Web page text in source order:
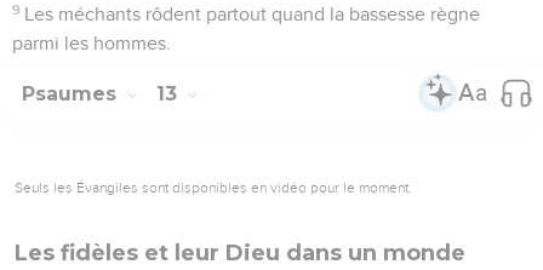
9 Les méchants rôdent partout quand la bassesse règne
parmi les hommes.
Psaumes 13
Seuls les Évangiles sont disponibles en vidéo pour le moment.
Les fidèles et leur Dieu dans un monde